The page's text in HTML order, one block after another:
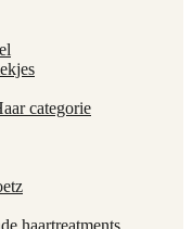
categorie
haartreatments